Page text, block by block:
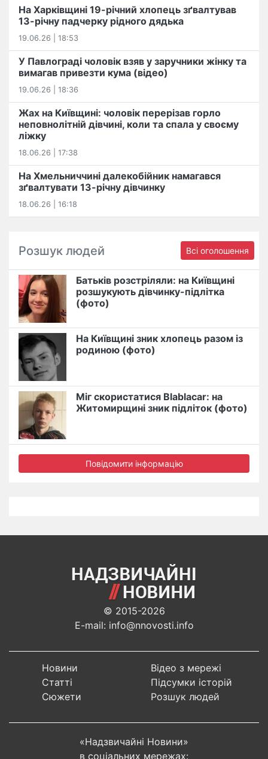
На Харківщині 19-річний хлопець​ ️зґвалтував
13-річну падчерку рідного дядька
19.06.26 | 18:53
У Павлограді чоловік взяв у заручники жінку та
вимагав привезти кума (відео)
19.06.26 | 18:36
Жах на Київщині: чоловік перерізав горло
неповнолітній дівчині, коли та спала у своєму
ліжку
18.06.26 | 17:38
На Хмельниччині далекобійник намагався
зґвалтувати 13-річну дівчинку
18.06.26 | 16:18
Розшук людей Всі оголошення
Батьків розстріляли: на Київщині
розшукують дівчинку-підлітка
(фото)
На Київщині зник хлопець разом із
родиною (фото)
Міг скористатися Blablacar: на
Житомирщині зник підліток (фото)
Повідомити інформацію
© 2015-2026
E-mail: info@nnovosti.info
Новини
Статті
Сюжети
Відео з мережі
Підсумки історій
Розшук людей
«Надзвичайні Новини»
в соціальних мережах: